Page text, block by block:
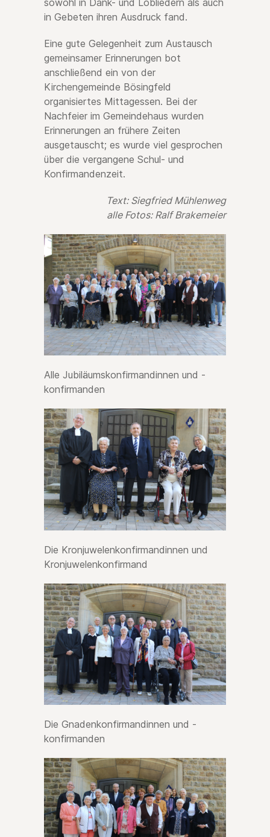
sowohl in Dank- und Lobliedern als auch
in Gebeten ihren Ausdruck fand.
Eine gute Gelegenheit zum Austausch
gemeinsamer Erinnerungen bot
anschließend ein von der
Kirchengemeinde Bösingfeld
organisiertes Mittagessen. Bei der
Nachfeier im Gemeindehaus wurden
Erinnerungen an frühere Zeiten
ausgetauscht; es wurde viel gesprochen
über die vergangene Schul- und
Konfirmandenzeit.
Text: Siegfried Mühlenweg
alle Fotos: Ralf Brakemeier
Alle Jubiläumskonfirmandinnen und -
konfirmanden
Die Kronjuwelenkonfirmandinnen und
Kronjuwelenkonfirmand
Die Gnadenkonfirmandinnen und -
konfirmanden